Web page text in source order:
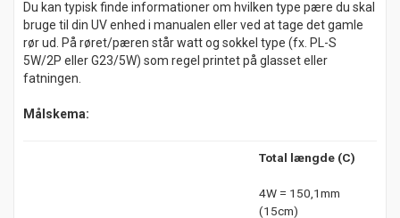
Du kan typisk finde informationer om hvilken type pære du skal
bruge til din UV enhed i manualen eller ved at tage det gamle
rør ud. På røret/pæren står watt og sokkel type (fx. PL-S
5W/2P eller G23/5W) som regel printet på glasset eller
fatningen.
Målskema:
Total længde (C)
4W = 150,1mm
(15cm)